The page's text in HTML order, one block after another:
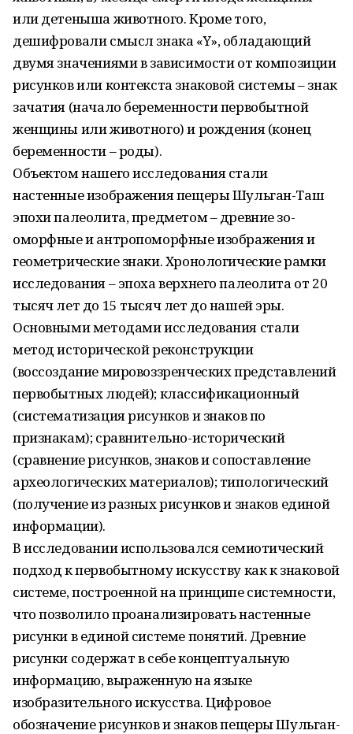
или детеныша животного. Кроме того,
дешифровали смысл знака «Y», обладающий
двумя значениями в зависимости от композиции
рисунков или контекста знаковой системы – знак
зачатия (начало беременности первобытной
женщины или животного) и рождения (конец
беременности – роды).
Объектом нашего исследования стали
настенные изображения пещеры Шульган-Таш
эпохи палеолита, предметом – древние зо­
оморфные и антропоморфные изображения и
геометрические знаки. Хронологические рамки
исследования – эпоха верхнего палеолита от 20
тысяч лет до 15 тысяч лет до нашей эры.
Основными методами исследования стали
метод исторической реконструкции
(воссоздание мировоззренческих представлений
первобытных людей); классификационный
(систематизация рисунков и знаков по
признакам); сравнительно-исторический
(сравнение рисунков, знаков и сопоставление
археологических материалов); типологический
(получение из разных рисунков и знаков единой
информации).
В исследовании использовался семиотический
подход к первобытному искусству как к знаковой
системе, построенной на принципе системности,
что позволило проанализировать настенные
рисунки в единой системе понятий. Древние
рисунки содержат в себе концептуальную
информацию, выраженную на языке
изобразительного искусства. Цифровое
обозначение рисунков и знаков пещеры Шульган-